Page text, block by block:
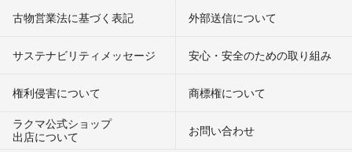
古物営業法に基づく表記 外部送信について
サステナビリティメッセージ 安心・安全のための取り組み
権利侵害について
商標権について
ラクマ公式ショップ
出店について
お問い合わせ